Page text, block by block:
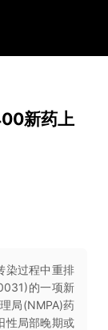
新药上
染过程中重排
的一项新
局(NMPA)药
性局部晚期或